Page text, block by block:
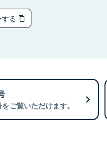
る
ご覧いただけます。